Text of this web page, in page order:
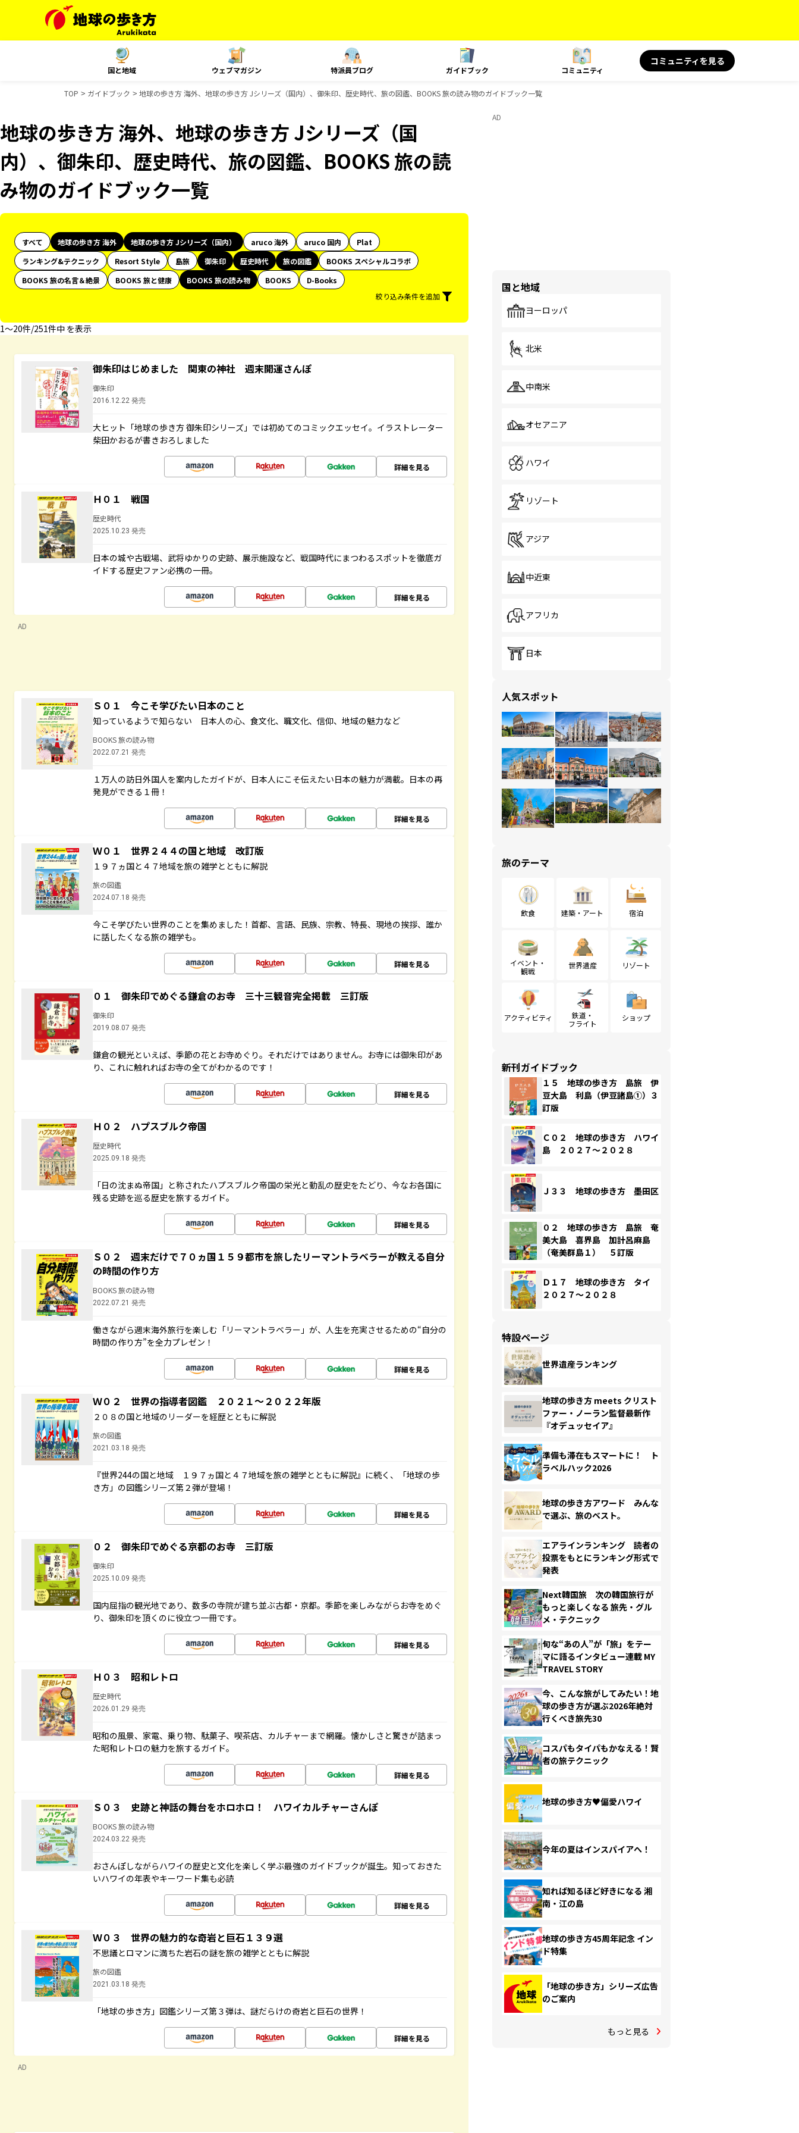
国と地域 ウェブマガジン 特派員ブログ ガイドブック コミュニティ
コミュニティを見る
TOP ガイドブック 地球の歩き方 海外、地球の歩き方 Jシリーズ（国内）、御朱印、歴史時代、旅の図鑑、BOOKS 旅の読み物のガイドブック一覧
地球の歩き方 海外、地球の歩き方 Jシリーズ（国
内）、御朱印、歴史時代、旅の図鑑、BOOKS 旅の読
み物のガイドブック一覧
すべて 地球の歩き方 海外 地球の歩き方 Jシリーズ（国内） aruco 海外 aruco 国内
Plat
ランキング&テクニック
Resort Style 島旅 御朱印 歴史時代 旅の図鑑
BOOKS スペシャルコラボ
BOOKS 旅の名言＆絶景
BOOKS 旅と健康 BOOKS 旅の読み物 BOOKS
D-Books
絞り込み条件を追加
1〜20件/251件中 を表示
御朱印はじめました 関東の神社 週末開運さんぽ
御朱印
2016.12.22 発売
大ヒット「地球の歩き方 御朱印シリーズ」では初めてのコミックエッセイ。イラストレーター
柴田かおるが書きおろしました
詳細を見る
Ｈ０１ 戦国
歴史時代
2025.10.23 発売
日本の城や古戦場、武将ゆかりの史跡、展示施設など、戦国時代にまつわるスポットを徹底ガ
イドする歴史ファン必携の一冊。
詳細を見る
AD
Ｓ０１ 今こそ学びたい日本のこと
知っているようで知らない 日本人の心、食文化、職文化、信仰、地域の魅力など
BOOKS 旅の読み物
2022.07.21 発売
１万人の訪日外国人を案内したガイドが、日本人にこそ伝えたい日本の魅力が満載。日本の再
発見ができる１冊！
詳細を見る
Ｗ０１ 世界２４４の国と地域 改訂版
１９７ヵ国と４７地域を旅の雑学とともに解説
旅の図鑑
2024.07.18 発売
今こそ学びたい世界のことを集めました！首都、言語、民族、宗教、特長、現地の挨拶、誰か
に話したくなる旅の雑学も。
詳細を見る
０１ 御朱印でめぐる鎌倉のお寺 三十三観音完全掲載 三訂版
御朱印
2019.08.07 発売
鎌倉の観光といえば、季節の花とお寺めぐり。それだけではありません。お寺には御朱印があ
り、これに触れればお寺の全てがわかるのです！
詳細を見る
Ｈ０２ ハプスブルク帝国
歴史時代
2025.09.18 発売
「日の沈まぬ帝国」と称されたハプスブルク帝国の栄光と動乱の歴史をたどり、今なお各国に
残る史跡を巡る歴史を旅するガイド。
詳細を見る
Ｓ０２ 週末だけで７０ヵ国１５９都市を旅したリーマントラベラーが教える自分
の時間の作り方
BOOKS 旅の読み物
2022.07.21 発売
働きながら週末海外旅行を楽しむ「リーマントラベラー」が、人生を充実させるための“自分の
時間の作り方”を全力プレゼン！
詳細を見る
Ｗ０２ 世界の指導者図鑑 ２０２１～２０２２年版
２０８の国と地域のリーダーを経歴とともに解説
旅の図鑑
2021.03.18 発売
『世界244の国と地域 １９７ヵ国と４７地域を旅の雑学とともに解説』に続く、「地球の歩
き方」の図鑑シリーズ第２弾が登場！
詳細を見る
０２ 御朱印でめぐる京都のお寺 三訂版
御朱印
2025.10.09 発売
国内屈指の観光地であり、数多の寺院が建ち並ぶ古都・京都。季節を楽しみながらお寺をめぐ
り、御朱印を頂くのに役立つ一冊です。
詳細を見る
Ｈ０３ 昭和レトロ
歴史時代
2026.01.29 発売
昭和の風景、家電、乗り物、駄菓子、喫茶店、カルチャーまで網羅。懐かしさと驚きが詰まっ
た昭和レトロの魅力を旅するガイド。
詳細を見る
Ｓ０３ 史跡と神話の舞台をホロホロ！ ハワイカルチャーさんぽ
BOOKS 旅の読み物
2024.03.22 発売
おさんぽしながらハワイの歴史と文化を楽しく学ぶ最強のガイドブックが誕生。知っておきた
いハワイの年表やキーワード集も必読
詳細を見る
Ｗ０３ 世界の魅力的な奇岩と巨石１３９選
不思議とロマンに満ちた岩石の謎を旅の雑学とともに解説
旅の図鑑
2021.03.18 発売
「地球の歩き方」図鑑シリーズ第３弾は、謎だらけの奇岩と巨石の世界！
詳細を見る
AD
AD
国と地域
ヨーロッパ
北米
中南米
オセアニア
ハワイ
リゾート
アジア
中近東
アフリカ
日本
人気スポット
旅のテーマ
飲食 建築・アート 宿泊
イベント・
観戦
世界遺産 リゾート
アクティビティ
鉄道・
フライト
ショップ
新刊ガイドブック
１５ 地球の歩き方 島旅 伊
豆大島 利島（伊豆諸島①）３
訂版
Ｃ０２ 地球の歩き方 ハワイ
島 ２０２７～２０２８
Ｊ３３ 地球の歩き方 墨田区
０２ 地球の歩き方 島旅 奄
美大島 喜界島 加計呂麻島
（奄美群島１） ５訂版
Ｄ１７ 地球の歩き方 タイ
２０２７～２０２８
特設ページ
世界遺産ランキング
地球の歩き方 meets クリスト
ファー・ノーラン監督最新作
『オデュッセイア』
準備も滞在もスマートに！ ト
ラベルハック2026
地球の歩き方アワード みんな
で選ぶ、旅のベスト。
エアラインランキング 読者の
投票をもとにランキング形式で
発表
Next韓国旅 次の韓国旅行が
もっと楽しくなる 旅先・グル
メ・テクニック
旬な“あの人”が「旅」をテー
マに語るインタビュー連載 MY
TRAVEL STORY
今、こんな旅がしてみたい！地
球の歩き方が選ぶ2026年絶対
行くべき旅先30
コスパもタイパもかなえる！賢
者の旅テクニック
地球の歩き方♥偏愛ハワイ
今年の夏はインスパイアへ！
知れば知るほど好きになる 湘
南・江の島
地球の歩き方45周年記念 イン
ド特集
「地球の歩き方」シリーズ広告
のご案内
もっと見る